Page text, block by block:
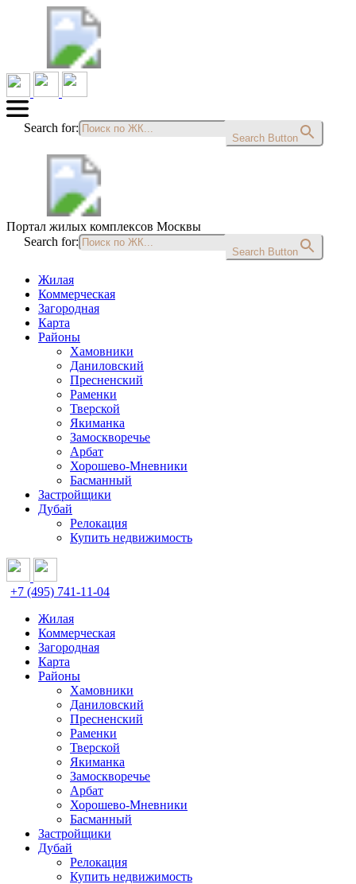
Search for:
Search Button
Портал жилых комплексов Москвы
Search for:
Search Button
Жилая
Коммерческая
Загородная
Карта
Районы
Хамовники
Даниловский
Пресненский
Раменки
Тверской
Якиманка
Замоскворечье
Арбат
Хорошево-Мневники
Басманный
Застройщики
Дубай
Релокация
Купить недвижимость
+7 (495) 741-11-04
Жилая
Коммерческая
Загородная
Карта
Районы
Хамовники
Даниловский
Пресненский
Раменки
Тверской
Якиманка
Замоскворечье
Арбат
Хорошево-Мневники
Басманный
Застройщики
Дубай
Релокация
Купить недвижимость